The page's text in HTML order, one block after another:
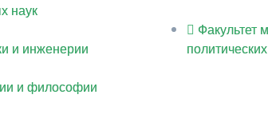
наук
и инженерии
и философии
Факультет